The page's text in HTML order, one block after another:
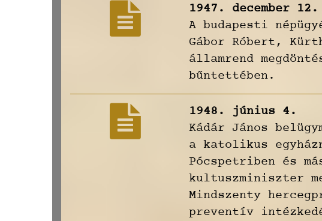
1947. december 12.
A budapesti
Gábor Róbert,
államrend
bűntettében.
1948. június 4.
Kádár János
a katolikus
Pócspetriben és
kultuszminiszter
Mindszenty
preventív